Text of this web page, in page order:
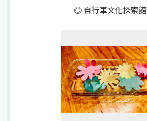
◎ 自行車文化探索館